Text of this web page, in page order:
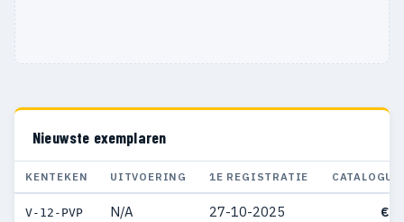
Nieuwste exemplaren
KENTEKEN UITVOERING 1E REGISTRATIE
V-12-PVP N/A 27-10-2025 €